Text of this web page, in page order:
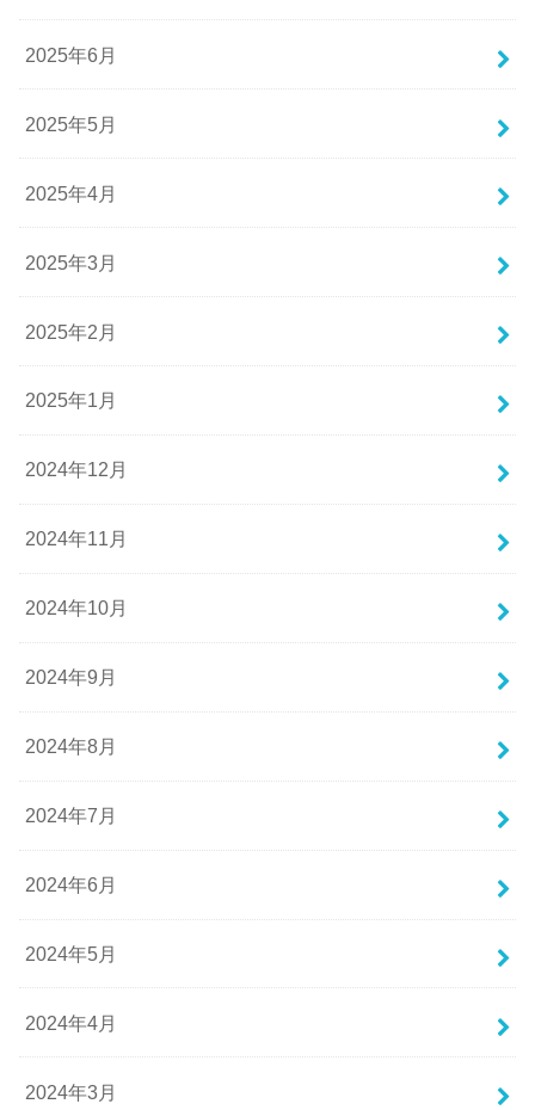
2025年6月
2025年5月
2025年4月
2025年3月
2025年2月
2025年1月
2024年12月
2024年11月
2024年10月
2024年9月
2024年8月
2024年7月
2024年6月
2024年5月
2024年4月
2024年3月